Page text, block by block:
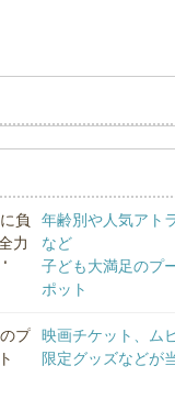
年齢別や人気アト
など
子ども大満足のプ
ポット
映画チケット、ム
限定グッズなどが